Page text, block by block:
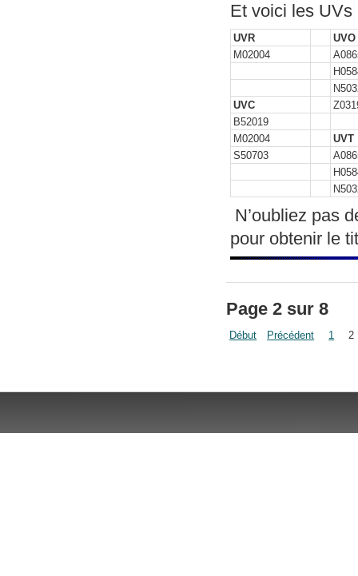
Et voici les UVs
UVR
UVO
M02004
UVC
B52019
M02004
UVT
S50703
N’oubliez pas
pour obtenir le
Page 2 sur 8
Début Précédent 1 2